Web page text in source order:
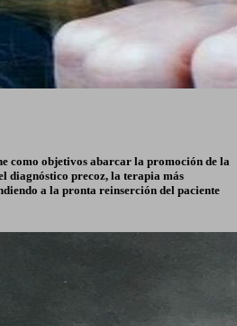
como objetivos abarcar la promoción de la
diagnóstico precoz, la terapia más
a la pronta reinserción del paciente